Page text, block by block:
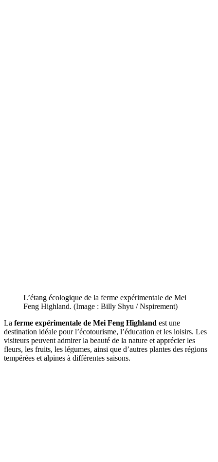
L’étang écologique de la ferme expérimentale de Mei
Feng Highland. (Image : Billy Shyu / Nspirement)
La ferme expérimentale de Mei Feng Highland est une
destination idéale pour l’écotourisme, l’éducation et les loisirs. Les
visiteurs peuvent admirer la beauté de la nature et apprécier les
fleurs, les fruits, les légumes, ainsi que d’autres plantes des régions
tempérées et alpines à différentes saisons.